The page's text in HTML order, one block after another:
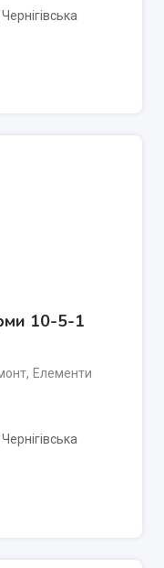
Чернігівська
10-5-1
, Елементи
Чернігівська